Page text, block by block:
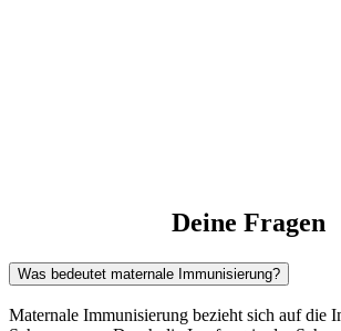
Deine Fragen
Was bedeutet maternale Immunisierung?
Maternale Immunisierung bezieht sich auf die